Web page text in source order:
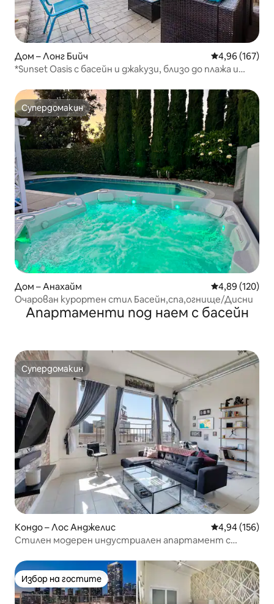
Дом – Лонг Бийч Средна
4,96 (167)
*Sunset Oasis с басейн и джакузи, близо до плажа и
Супердомакин
Супердомакин
Дом – Анахайм Средна
4,89 (120)
Очарован курортен стил Басейн,спа,огнище/Дисни
Апартаменти под наем с басейн
Супердомакин
Супердомакин
Кондо – Лос Анджелис Средна
4,94 (156)
Стилен модерен индустриален апартамент с
Избор на гостите
Избор на гостите